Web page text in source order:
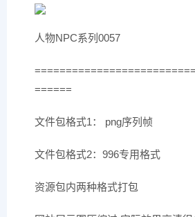
人物NPC系列0057
======
文件包格式1： png序列帧
文件包格式2：996专用格式
资源包内两种格式打包